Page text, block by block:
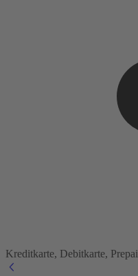
Kreditkarte, Debitkarte,